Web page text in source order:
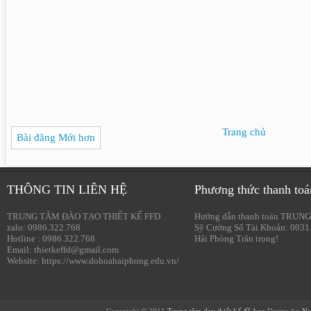
Bài đăng Mới hơn Trang chủ
THÔNG TIN LIÊN HỆ
TRUNG TÂM ĐÀO TẠO THIẾT KẾ FFD
zalo: 0986.322.768
Hotline : 0986.322.768
Email: thietkeffd@gmail.com
Website: https://www.dohoahaiphong.edu.vn/
Phương thức thanh
Hướng dẫn thanh toán
Sỹ Cường Số Tài Khoản:
Hải Phòng Trân trọng!